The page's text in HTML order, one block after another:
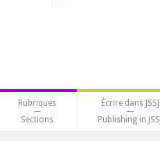
Rubriques
Sections
Écrire dans JSSJ
Publishing in JSSJ